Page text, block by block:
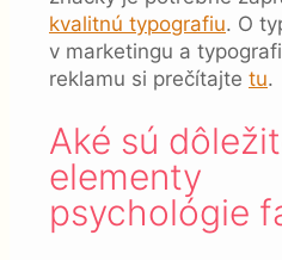
kvalitnú typografiu. O
v marketingu a
reklamu si prečítajte tu.
Aké sú
elementy
psychológie